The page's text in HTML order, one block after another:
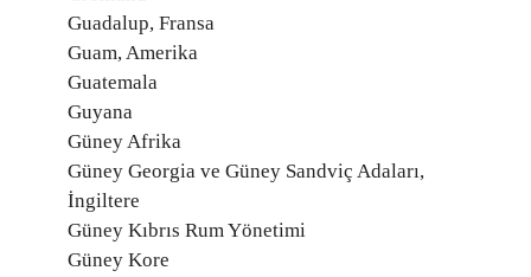
Guadalup, Fransa
Guam, Amerika
Guatemala
Guyana
Güney Afrika
Güney Georgia ve Güney Sandviç Adaları,
İngiltere
Güney Kıbrıs Rum Yönetimi
Güney Kore